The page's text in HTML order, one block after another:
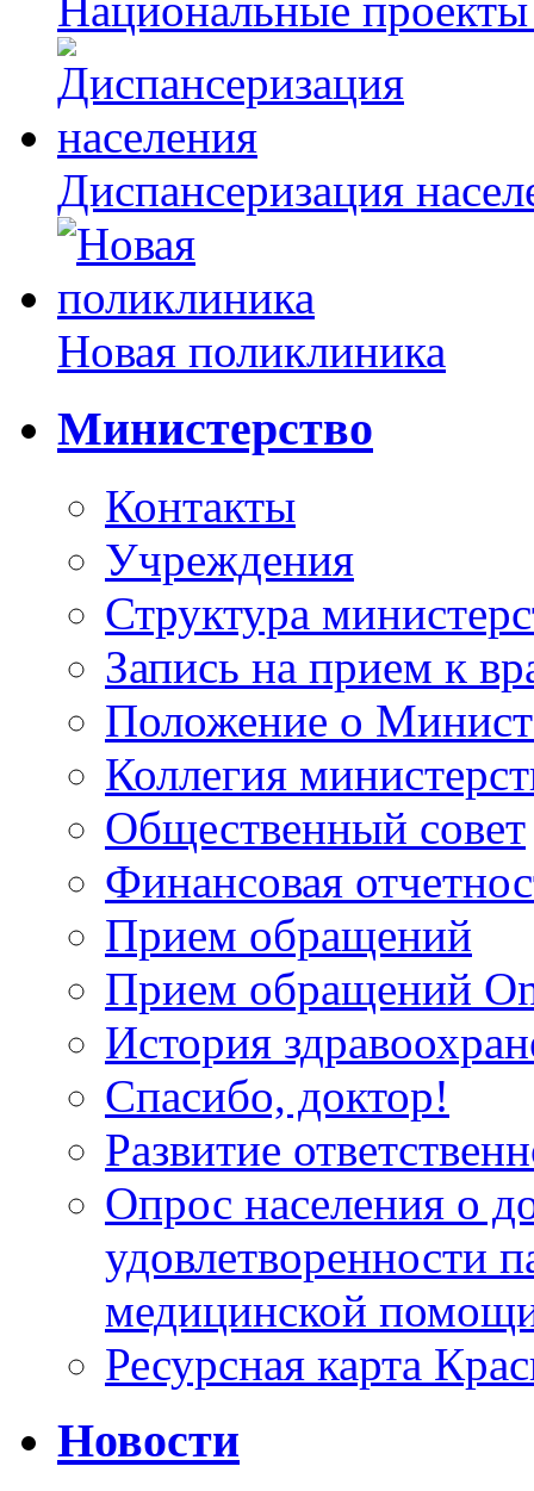
Национальные
Диспансеризация
Новая поликлиника
Министерство
Контакты
Учреждения
Структура
Запись на прием к
Положение о
Коллегия
Общественный совет
Финансовая
Прием обращений
Прием обращений
История
Спасибо, доктор!
Развитие
Опрос населения о
удовлетворенности
медицинской
Ресурсная карта
Новости